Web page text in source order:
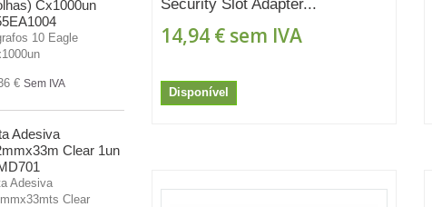
Cx1000un
10 Eagle
€ Sem IVA
Adesiva
Clear 1un
Adesiva
Clear
Security Slot Adapter...
14,94 € sem IVA
Disponível